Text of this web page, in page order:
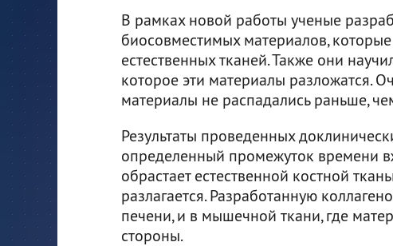
В рамках новой работы ученые
биосовместимых материалов,
естественных тканей. Также они
которое эти материалы разложатся.
материалы не распадались раньше,
Результаты проведенных
определенный промежуток времени
обрастает естественной костной
разлагается. Разработанную
печени, и в мышечной ткани, где
стороны.